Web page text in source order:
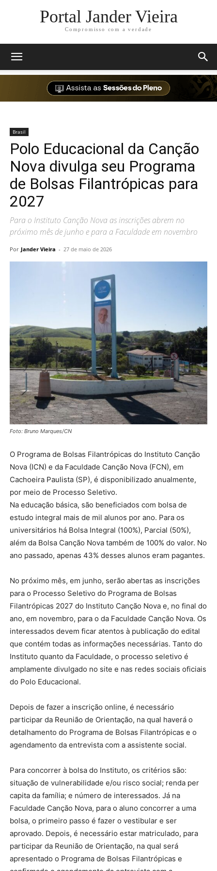
Portal Jander Vieira
Compromisso com a verdade
Brasil
Polo Educacional da Canção
Nova divulga seu Programa
de Bolsas Filantrópicas para
2027
Para o Instituto Canção Nova as inscrições abrem no
próximo mês de junho e para a Faculdade em novembro
Por Jander Vieira - 27 de maio de 2026
Foto: Bruno Marques/CN
O Programa de Bolsas Filantrópicas do Instituto Canção
Nova (ICN) e da Faculdade Canção Nova (FCN), em
Cachoeira Paulista (SP), é disponibilizado anualmente,
por meio de Processo Seletivo.
Na educação básica, são beneficiados com bolsa de
estudo integral mais de mil alunos por ano. Para os
universitários há Bolsa Integral (100%), Parcial (50%),
além da Bolsa Canção Nova também de 100% do valor. No
ano passado, apenas 43% desses alunos eram pagantes.
No próximo mês, em junho, serão abertas as inscrições
para o Processo Seletivo do Programa de Bolsas
Filantrópicas 2027 do Instituto Canção Nova e, no final do
ano, em novembro, para o da Faculdade Canção Nova. Os
interessados devem ficar atentos à publicação do edital
que contém todas as informações necessárias. Tanto do
Instituto quanto da Faculdade, o processo seletivo é
amplamente divulgado no site e nas redes sociais oficiais
do Polo Educacional.
Depois de fazer a inscrição online, é necessário
participar da Reunião de Orientação, na qual haverá o
detalhamento do Programa de Bolsas Filantrópicas e o
agendamento da entrevista com a assistente social.
Para concorrer à bolsa do Instituto, os critérios são:
situação de vulnerabilidade e/ou risco social; renda per
capita da família; e número de interessados. Já na
Faculdade Canção Nova, para o aluno concorrer a uma
bolsa, o primeiro passo é fazer o vestibular e ser
aprovado. Depois, é necessário estar matriculado, para
participar da Reunião de Orientação, na qual será
apresentado o Programa de Bolsas Filantrópicas e